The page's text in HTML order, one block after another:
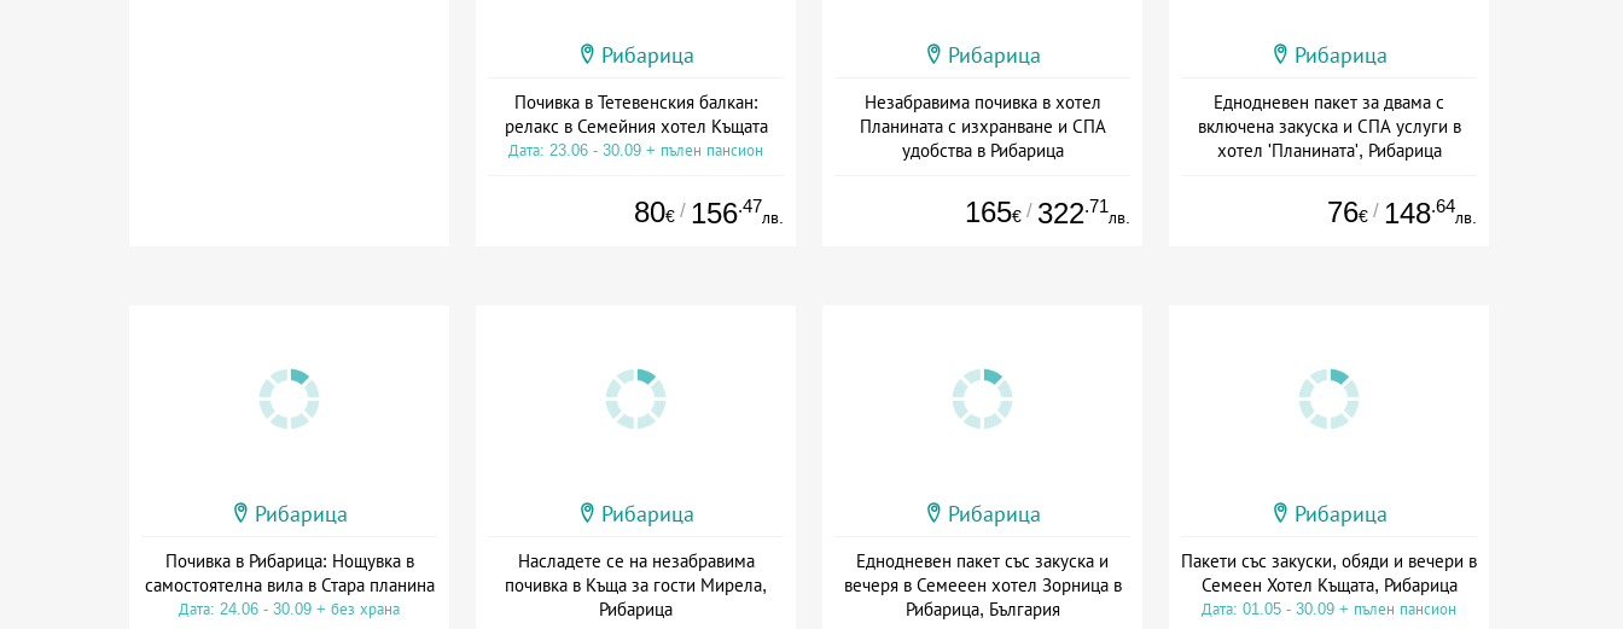
Рибарица
Почивка в Тетевенския балкан:
релакс в Семейния хотел Къщата
Дата: 23.06 - 30.09 + пълен пансион
80€ / 156.47
лв.
Рибарица
Незабравима почивка в хотел
Планината с изхранване и СПА
удобства в Рибарица
165€ / 322.71
лв.
Рибарица
Еднодневен пакет за двама с
включена закуска и СПА услуги в
хотел 'Планината', Рибарица
76€ / 148.64
лв.
Рибарица
Почивка в Рибарица: Нощувка в
самостоятелна вила в Стара планина
Дата: 24.06 - 30.09 + без храна
Рибарица
Насладете се на незабравима
почивка в Къща за гости Мирела,
Рибарица
Рибарица
Еднодневен пакет със закуска и
вечеря в Семееен хотел Зорница в
Рибарица, България
Рибарица
Пакети със закуски, обяди и вечери в
Семеен Хотел Къщата, Рибарица
Дата: 01.05 - 30.09 + пълен пансион